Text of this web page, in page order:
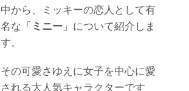
中から、ミッキーの恋人として有
名な「 ミニー 」について紹介しま
す。
その可愛さゆえに女子を中心に愛
される大人気キャラクターです